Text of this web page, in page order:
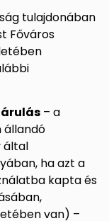
tulajdonában
Főváros
– a
állandó
által
ha azt a
kapta és
van) –